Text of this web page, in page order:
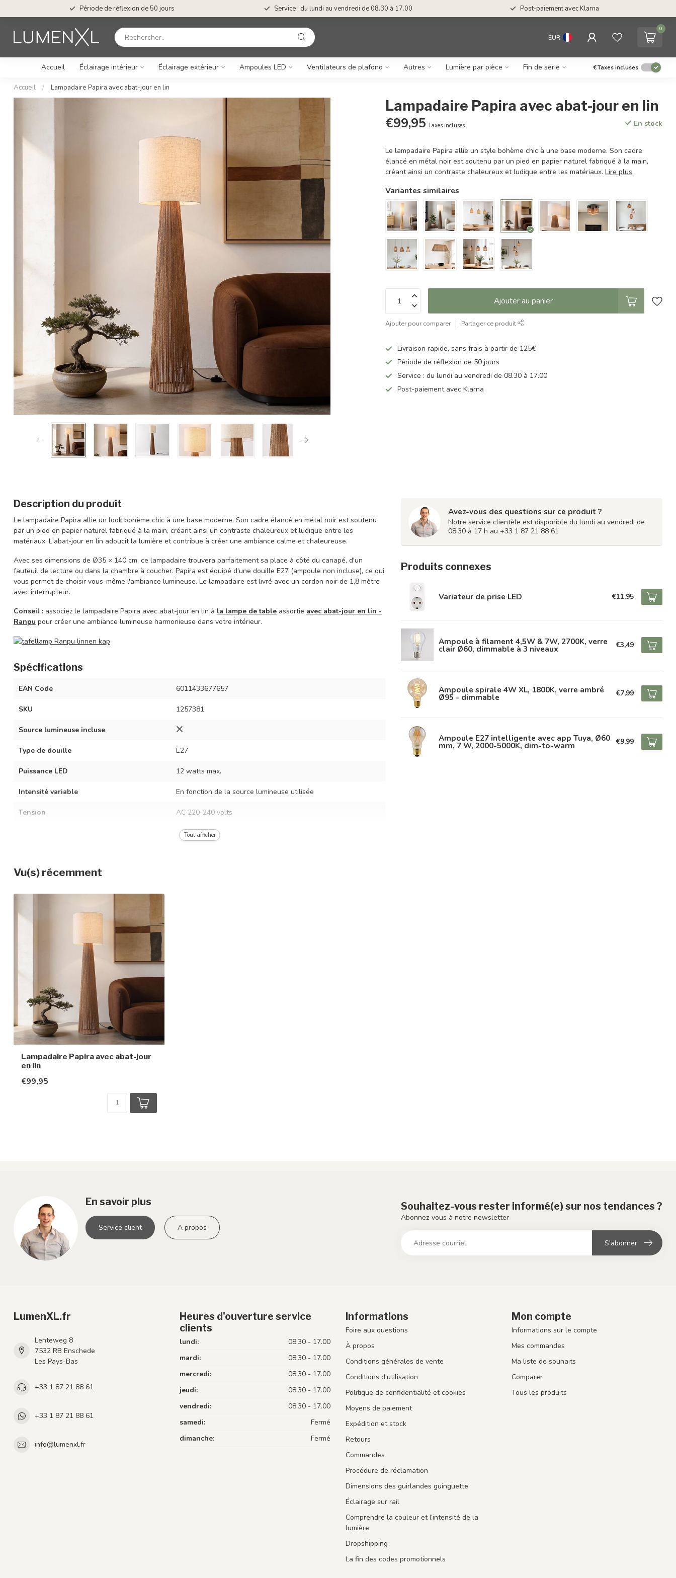
Période de réflexion de 50 jours Service : du lundi au vendredi de 08.30 à 17.00 Post-paiement avec Klarna
EUR
0
Accueil Éclairage intérieur Éclairage extérieur Ampoules LED Ventilateurs de plafond Autres Lumière par pièce Fin de serie €Taxes incluses
Accueil / Lampadaire Papira avec abat-jour en lin
Lampadaire Papira avec abat-jour en lin
€99,95 Taxes incluses En stock
Le lampadaire Papira allie un style bohème chic à une base moderne. Son cadre
élancé en métal noir est soutenu par un pied en papier naturel fabriqué à la main,
créant ainsi un contraste chaleureux et ludique entre les matériaux.Lire plus.
Variantes similaires
Ajouter au panier
Ajouter pour comparer Partager ce produit
Livraison rapide, sans frais à partir de 125€
Période de réflexion de 50 jours
Service : du lundi au vendredi de 08.30 à 17.00
Post-paiement avec Klarna
Description du produit
Le lampadaire Papira allie un look bohème chic à une base moderne. Son cadre élancé en métal noir est soutenu
par un pied en papier naturel fabriqué à la main, créant ainsi un contraste chaleureux et ludique entre les
matériaux. L'abat-jour en lin adoucit la lumière et contribue à créer une ambiance calme et chaleureuse.
Avec ses dimensions de Ø35 × 140 cm, ce lampadaire trouvera parfaitement sa place à côté du canapé, d'un
fauteuil de lecture ou dans la chambre à coucher. Papira est équipé d'une douille E27 (ampoule non incluse), ce qui
vous permet de choisir vous-même l'ambiance lumineuse. Le lampadaire est livré avec un cordon noir de 1,8 mètre
avec interrupteur.
Conseil : associez le lampadaire Papira avec abat-jour en lin à la lampe de table assortie avec abat-jour en lin -
Ranpu pour créer une ambiance lumineuse harmonieuse dans votre intérieur.
Spécifications
EAN Code 6011433677657
SKU 1257381
Source lumineuse incluse
Type de douille E27
Puissance LED 12 watts max.
Intensité variable En fonction de la source lumineuse utilisée
Tension AC 220-240 volts
50/60 Hz
Matériau
Dimensions
Indice de protection
Tout afficher
Avez-vous des questions sur ce produit ?
Notre service clientèle est disponible du lundi au vendredi de
08:30 à 17 h au +33 1 87 21 88 61
Produits connexes
Variateur de prise LED €11,95
Ampoule à filament 4,5W & 7W, 2700K, verre
clair Ø60, dimmable à 3 niveaux €3,49
Ampoule spirale 4W XL, 1800K, verre ambré
Ø95 - dimmable €7,99
Ampoule E27 intelligente avec app Tuya, Ø60
mm, 7 W, 2000-5000K, dim-to-warm €9,99
Vu(s) récemment
Lampadaire Papira avec abat-jour
en lin
€99,95
En savoir plus
Service client A propos
Souhaitez-vous rester informé(e) sur nos tendances ?
Abonnez-vous à notre newsletter
S'abonner
LumenXL.fr
Lenteweg 8
7532 RB Enschede
Les Pays-Bas
+33 1 87 21 88 61
+33 1 87 21 88 61
info@lumenxl.fr
Heures d'ouverture service
clients
lundi:
08.30 - 17.00
mardi:
08.30 - 17.00
mercredi:
08.30 - 17.00
jeudi:
08.30 - 17.00
vendredi:
08.30 - 17.00
samedi:
Fermé
dimanche:
Fermé
Informations
Foire aux questions
À propos
Conditions générales de vente
Conditions d'utilisation
Politique de confidentialité et cookies
Moyens de paiement
Expédition et stock
Retours
Commandes
Procédure de réclamation
Dimensions des guirlandes guinguette
Éclairage sur rail
Comprendre la couleur et l’intensité de la
lumière
Dropshipping
La fin des codes promotionnels
Mon compte
Informations sur le compte
Mes commandes
Ma liste de souhaits
Comparer
Tous les produits